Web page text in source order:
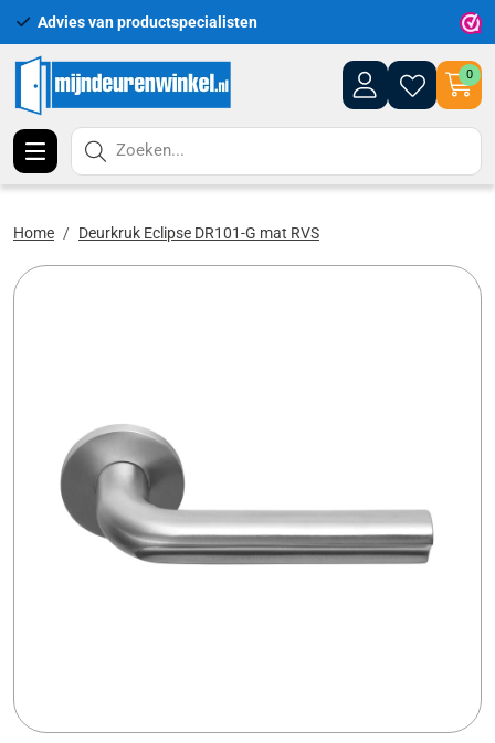
Advies van productspecialisten
0
Zoeken...
Home Deurkruk Eclipse DR101-G mat RVS